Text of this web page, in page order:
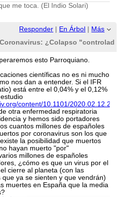
me toca. (El Indio Solari)
Responder En Árbol
Más
Coronavirus: ¿Colapso
esto Parroquiano.
científicas no es ni mucho
nos dan a entender. Si el IFR
está entre el 0,04% y el 0,12%
content/10.1101/
otra enfermedad respiratoria
y hemos sido portadores
cuantos millones de españoles
por coronavirus son los que
la posibilidad que muertos
hayan muerto "por"
millones de españoles
¿cómo es que un virus por el
cierre al planeta (con las
que ya se sienten y que vendrán)
muertes en España que la media